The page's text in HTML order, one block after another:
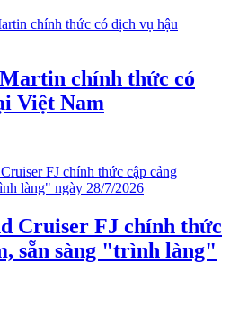
chính thức có
Việt Nam
Cruiser FJ chính thức
sẵn sàng "trình làng"